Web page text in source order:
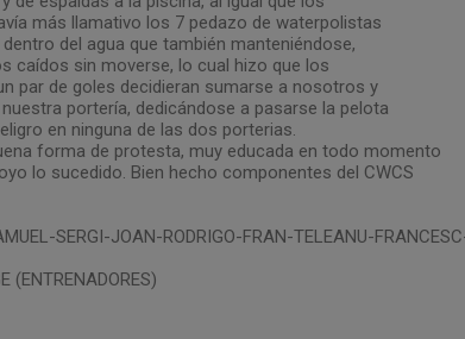
más llamativo los 7 pedazo de waterpolistas
del agua que también manteniéndose,
caídos sin moverse, lo cual hizo que los
par de goles decidieran sumarse a nosotros y
portería, dedicándose a pasarse la pelota
en ninguna de las dos porterias.
forma de protesta, muy educada en todo momento
lo sucedido. Bien hecho componentes del CWCS
SERGI-JOAN-RODRIGO-FRAN-TELEANU-
(ENTRENADORES)